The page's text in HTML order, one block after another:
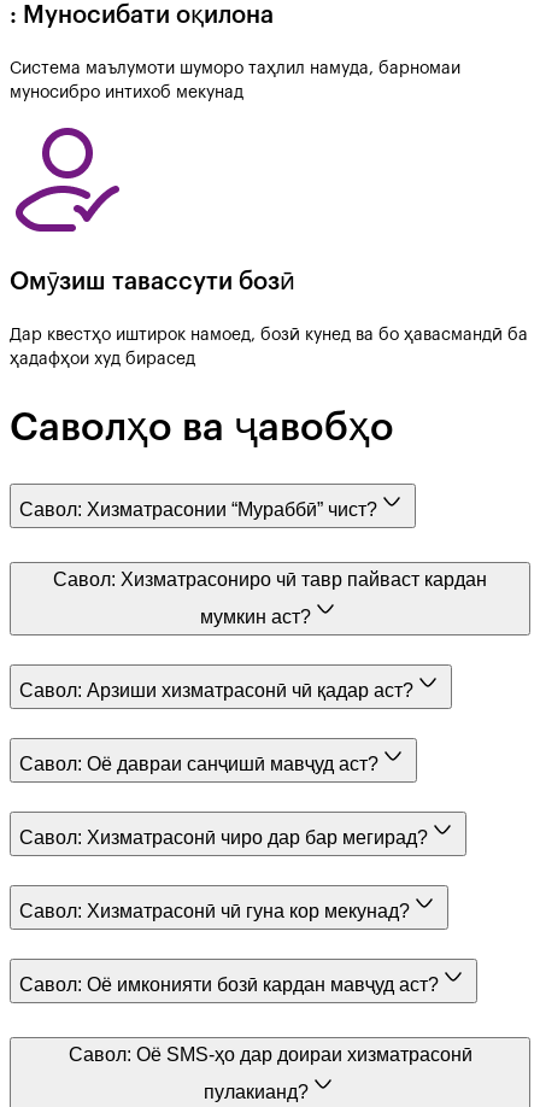
: Муносибати оқилона
Система маълумоти шуморо таҳлил намуда, барномаи
муносибро интихоб мекунад
Омӯзиш тавассути бозӣ
Дар квестҳо иштирок намоед, бозӣ кунед ва бо ҳавасмандӣ ба
ҳадафҳои худ бирасед
Саволҳо ва ҷавобҳо
Савол: Хизматрасонии “Мураббӣ” чист?
Савол: Хизматрасониро чӣ тавр пайваст кардан
мумкин аст?
Савол: Арзиши хизматрасонӣ чӣ қадар аст?
Савол: Оё давраи санҷишӣ мавҷуд аст?
Савол: Хизматрасонӣ чиро дар бар мегирад?
Савол: Хизматрасонӣ чӣ гуна кор мекунад?
Савол: Оё имконияти бозӣ кардан мавҷуд аст?
Савол: Оё SMS-ҳо дар доираи хизматрасонӣ
пулакианд?